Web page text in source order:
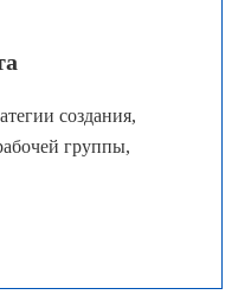
создания,
группы,